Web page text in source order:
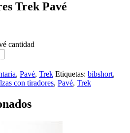
Trek Pavé
cantidad
, Pavé, Trek Etiquetas: bibshort,
con tiradores, Pavé, Trek